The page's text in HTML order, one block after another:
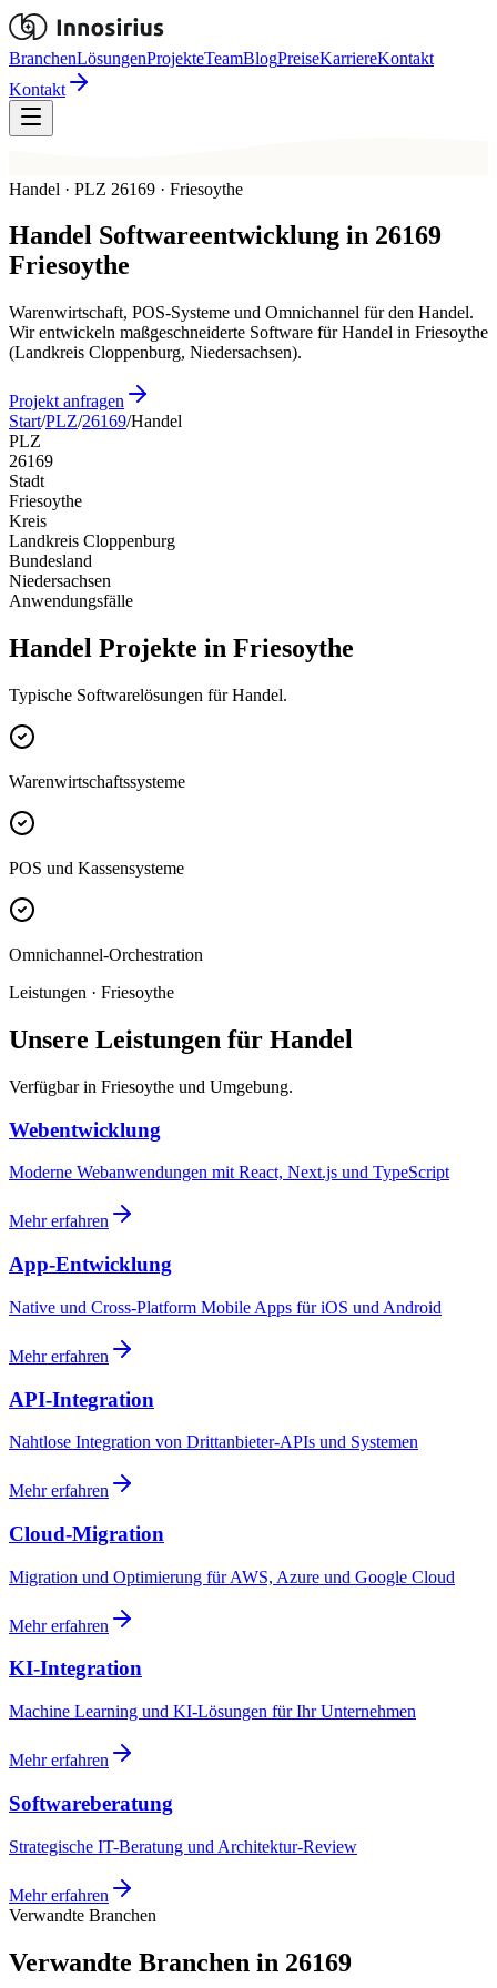
BranchenLösungenProjekteTeamBlogPreiseKarriereKontakt
Kontakt
Handel · PLZ 26169 · Friesoythe
Handel Softwareentwicklung in 26169
Friesoythe
Warenwirtschaft, POS-Systeme und Omnichannel für den Handel.
Wir entwickeln maßgeschneiderte Software für Handel in Friesoythe
(Landkreis Cloppenburg, Niedersachsen).
Projekt anfragen
Start/PLZ/26169/Handel
PLZ
26169
Stadt
Friesoythe
Kreis
Landkreis Cloppenburg
Bundesland
Niedersachsen
Anwendungsfälle
Handel Projekte in Friesoythe
Typische Softwarelösungen für Handel.
Warenwirtschaftssysteme
POS und Kassensysteme
Omnichannel-Orchestration
Leistungen · Friesoythe
Unsere Leistungen für Handel
Verfügbar in Friesoythe und Umgebung.
Webentwicklung
Moderne Webanwendungen mit React, Next.js und TypeScript
Mehr erfahren
App-Entwicklung
Native und Cross-Platform Mobile Apps für iOS und Android
Mehr erfahren
API-Integration
Nahtlose Integration von Drittanbieter-APIs und Systemen
Mehr erfahren
Cloud-Migration
Migration und Optimierung für AWS, Azure und Google Cloud
Mehr erfahren
KI-Integration
Machine Learning und KI-Lösungen für Ihr Unternehmen
Mehr erfahren
Softwareberatung
Strategische IT-Beratung und Architektur-Review
Mehr erfahren
Verwandte Branchen
Verwandte Branchen in 26169